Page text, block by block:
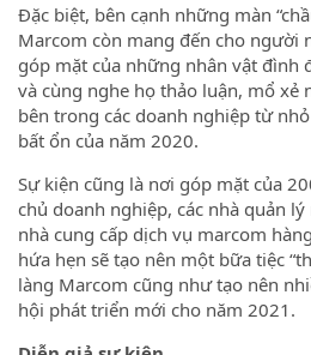
Đặc biệt, bên cạnh những màn
Marcom còn mang đến cho người
góp mặt của những nhân vật đình
và cùng nghe họ thảo luận, mổ xẻ
bên trong các doanh nghiệp từ
bất ổn của năm 2020.
Sự kiện cũng là nơi góp mặt của
chủ doanh nghiệp, các nhà quản
nhà cung cấp dịch vụ marcom
hứa hẹn sẽ tạo nên một bữa tiệc
làng Marcom cũng như tạo nên
hội phát triển mới cho năm 2021.